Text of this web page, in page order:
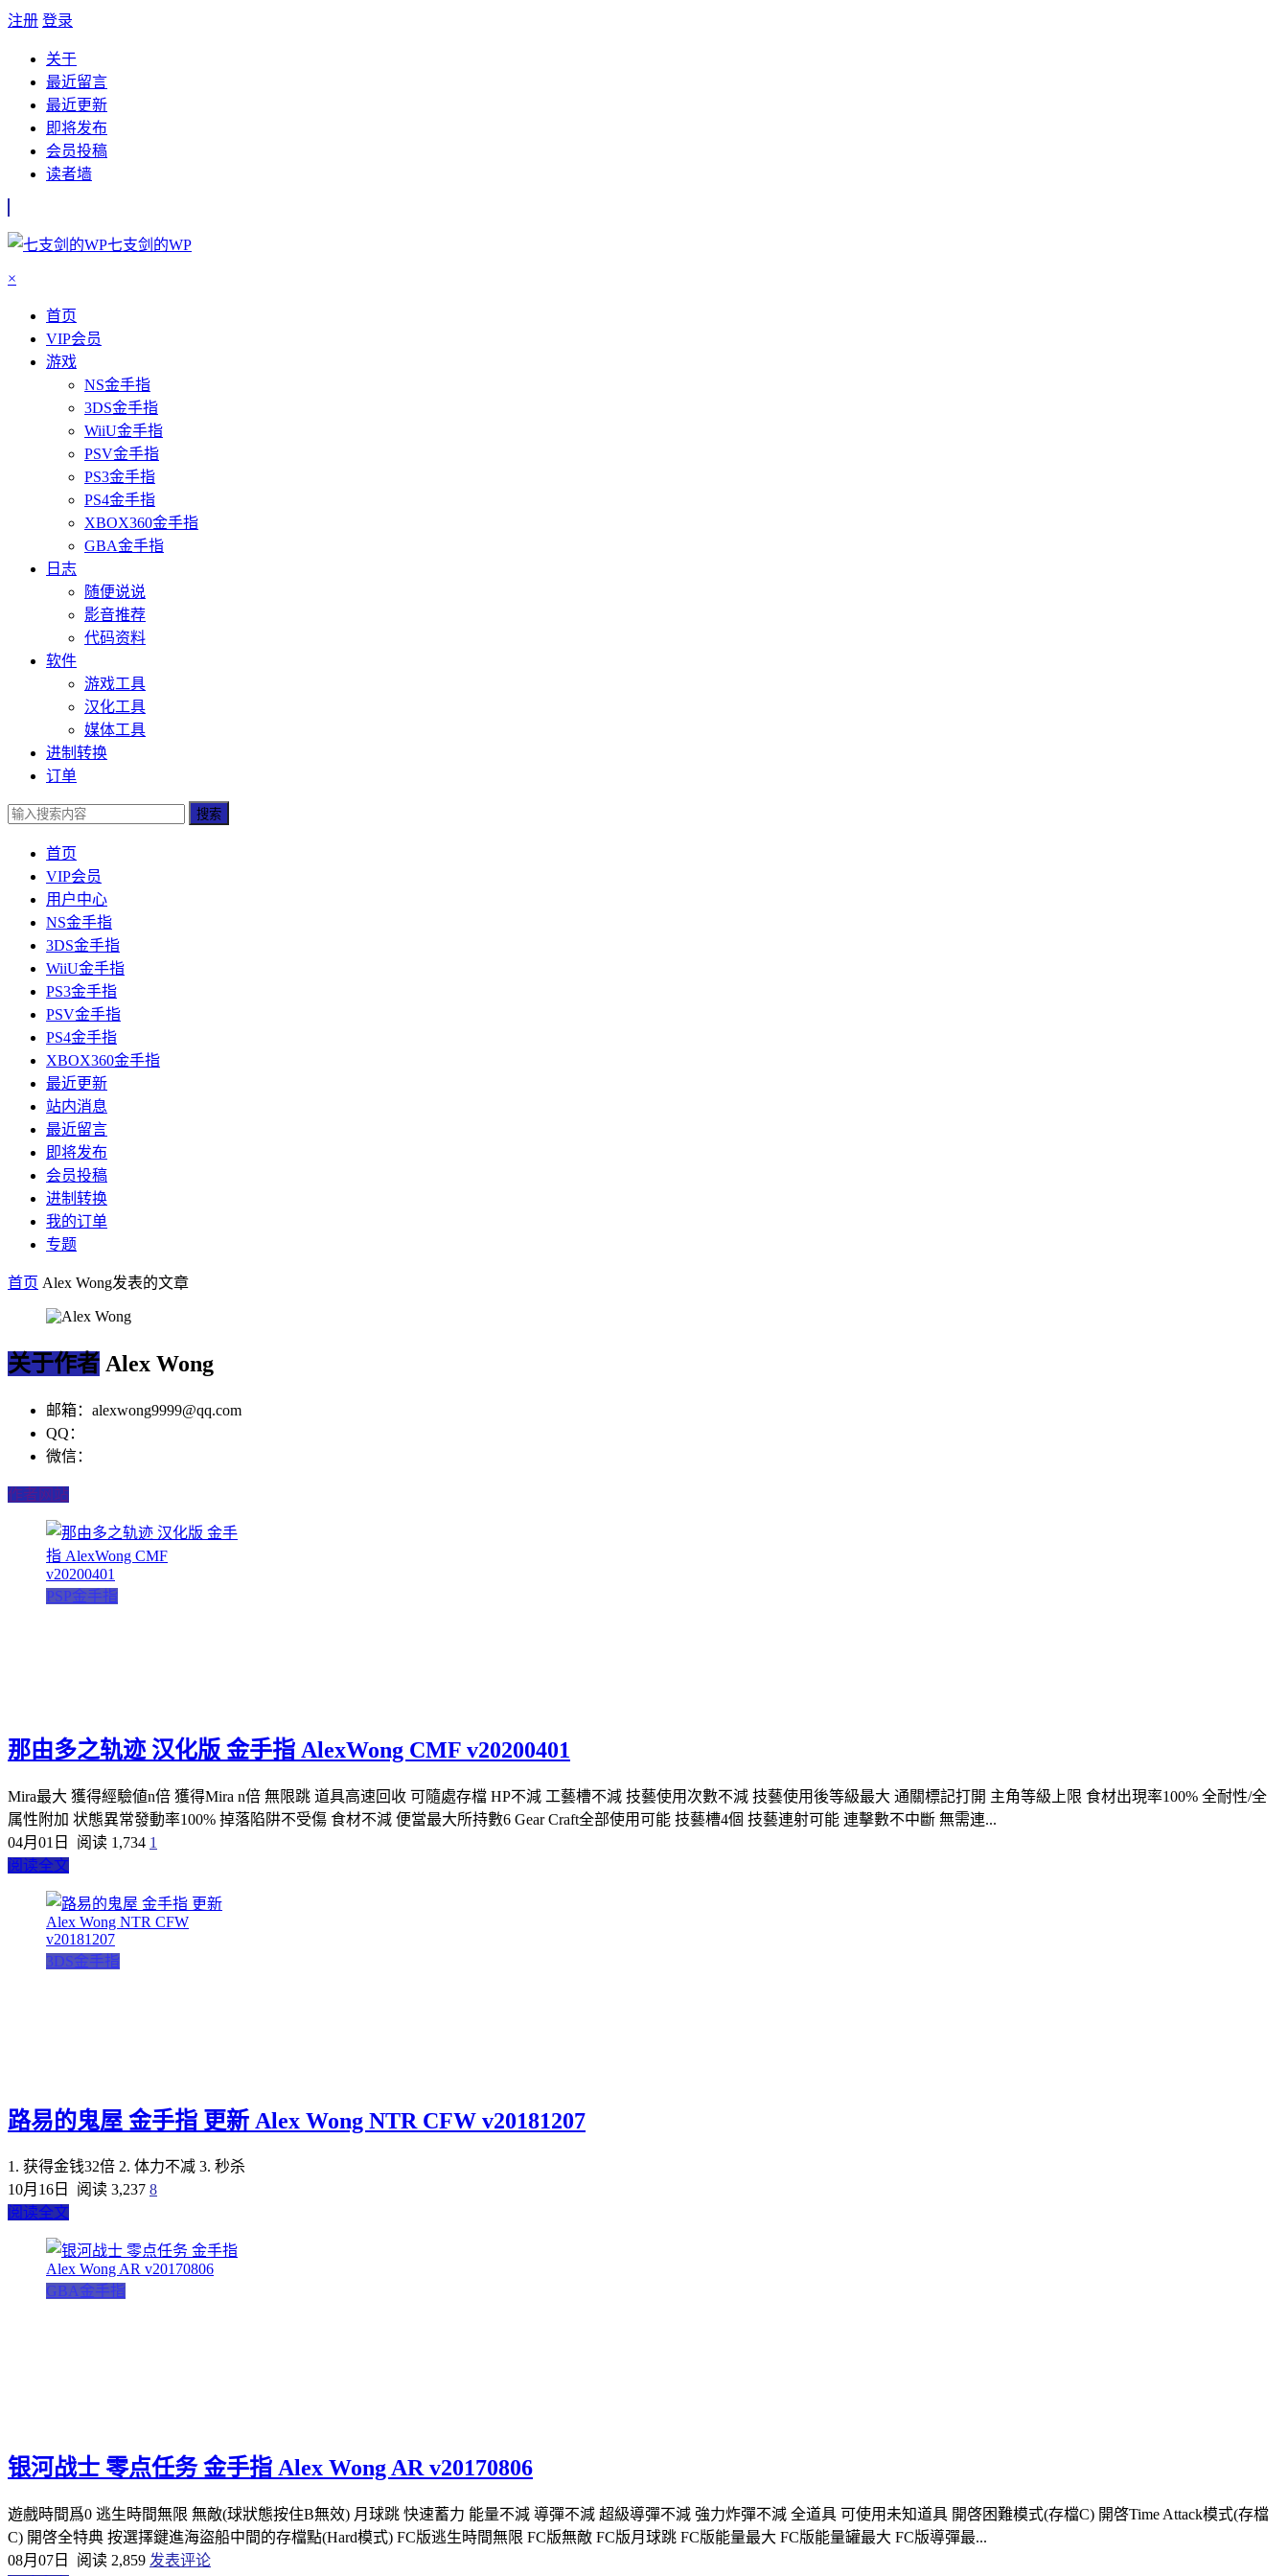
注册 登录
关于
最近留言
最近更新
即将发布
会员投稿
读者墙
七支剑的WP
×
首页
VIP会员
游戏
NS金手指
3DS金手指
WiiU金手指
PSV金手指
PS3金手指
PS4金手指
XBOX360金手指
GBA金手指
日志
随便说说
影音推荐
代码资料
软件
游戏工具
汉化工具
媒体工具
进制转换
订单
搜索
首页
VIP会员
用户中心
NS金手指
3DS金手指
WiiU金手指
PS3金手指
PSV金手指
PS4金手指
XBOX360金手指
最近更新
站内消息
最近留言
即将发布
会员投稿
进制转换
我的订单
专题
首页 Alex Wong发表的文章
关于作者 Alex Wong
邮箱：alexwong9999@qq.com
QQ：
微信：
作者网站
PSP金手指
那由多之轨迹 汉化版 金手指 AlexWong CMF v20200401
Mira最大 獲得經驗値n倍 獲得Mira n倍 無限跳 道具高速回收 可隨處存檔 HP不減 工藝槽不減 技藝使用次數不減 技藝使用後等級最大 通關標記打開 主角等級上限 食材出現率100% 全耐性/全
属性附加 状態異常發動率100% 掉落陷阱不受傷 食材不減 便當最大所持數6 Gear Craft全部使用可能 技藝槽4個 技藝連射可能 連擊數不中斷 無需連...
04月01日
阅读 1,734 1
阅读全文
3DS金手指
路易的鬼屋 金手指 更新 Alex Wong NTR CFW v20181207
1. 获得金钱32倍 2. 体力不减 3. 秒杀
10月16日
阅读 3,237 8
阅读全文
GBA金手指
银河战士 零点任务 金手指 Alex Wong AR v20170806
遊戲時間爲0 逃生時間無限 無敵(球狀態按住B無效) 月球跳 快速蓄力 能量不減 導彈不減 超級導彈不減 強力炸彈不減 全道具 可使用未知道具 開啓困難模式(存檔C) 開啓Time Attack模式(存檔
C) 開啓全特典 按選擇鍵進海盜船中間的存檔點(Hard模式) FC版逃生時間無限 FC版無敵 FC版月球跳 FC版能量最大 FC版能量罐最大 FC版導彈最...
08月07日
阅读 2,859 发表评论